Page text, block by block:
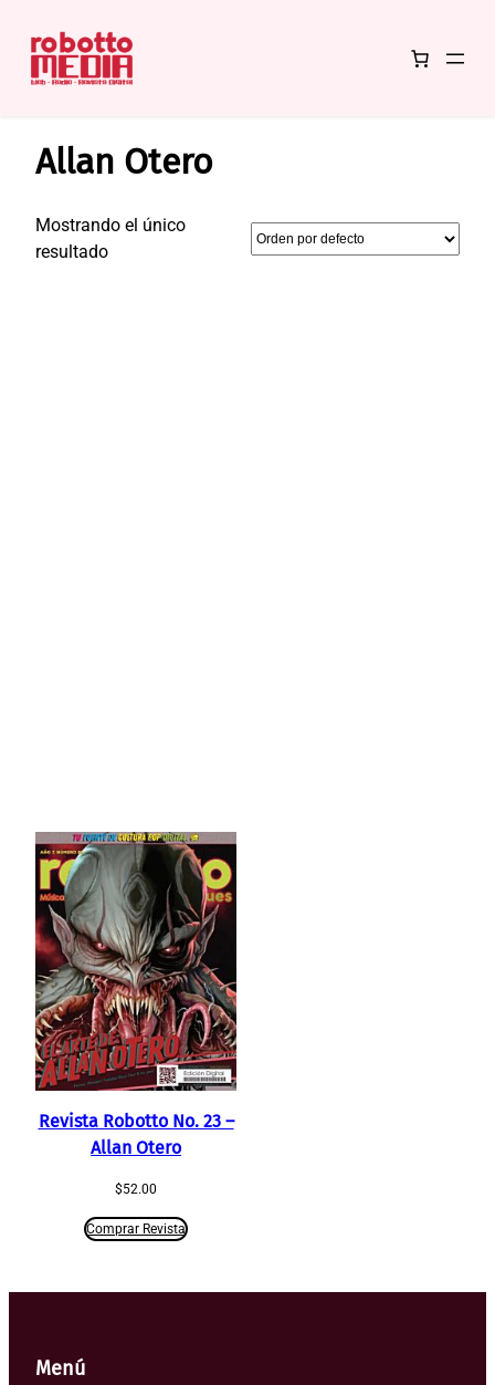
contenido
Allan Otero
Mostrando el único
resultado
Revista Robotto No. 23 –
Allan Otero
$52.00
Comprar Revista
Menú